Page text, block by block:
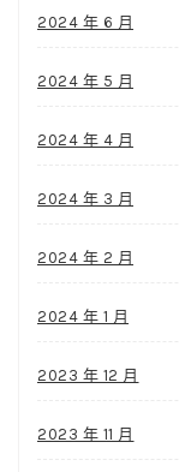
2024 年 6 月
2024 年 5 月
2024 年 4 月
2024 年 3 月
2024 年 2 月
2024 年 1 月
2023 年 12 月
2023 年 11 月